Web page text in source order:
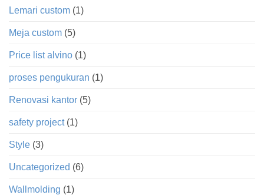
Lemari custom (1)
Meja custom (5)
Price list alvino (1)
proses pengukuran (1)
Renovasi kantor (5)
safety project(1)
Style (3)
Uncategorized (6)
Wallmolding (1)